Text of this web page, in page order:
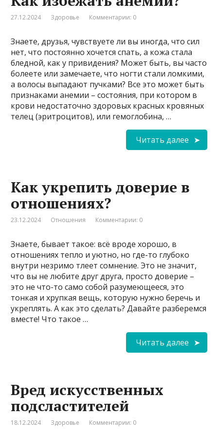
27.12.2024 Здоровье Комментарии: 0
Знаете, друзья, чувствуете ли вы иногда, что сил
нет, что постоянно хочется спать, а кожа стала
бледной, как у привидения? Может быть, вы часто
болеете или замечаете, что ногти стали ломкими,
а волосы выпадают пучками? Все это может быть
признаками анемии – состояния, при котором в
крови недостаточно здоровых красных кровяных
телец (эритроцитов), или гемоглобина, …
Читать далее
Как укрепить доверие в
отношениях?
23.12.2024 Отношения Комментарии: 0
Знаете, бывает такое: всё вроде хорошо, в
отношениях тепло и уютно, но где-то глубоко
внутри незримо тлеет сомнение. Это не значит,
что вы не любите друг друга, просто доверие –
это не что-то само собой разумеющееся, это
тонкая и хрупкая вещь, которую нужно беречь и
укреплять. А как это сделать? Давайте разберемся
вместе! Что такое …
Читать далее
Вред искусственных
подсластителей
18.12.2024 Здоровье Комментарии: 0